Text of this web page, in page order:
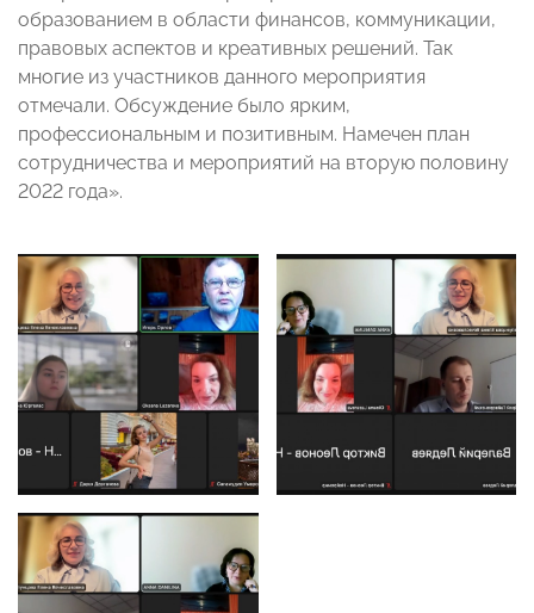
образованием в области финансов, коммуникации,
правовых аспектов и креативных решений. Так
многие из участников данного мероприятия
отмечали. Обсуждение было ярким,
профессиональным и позитивным. Намечен план
сотрудничества и мероприятий на вторую половину
2022 года».